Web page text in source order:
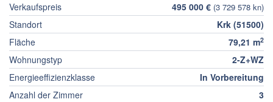
Verkaufspreis
495 000 € (3 729 578 kn)
Standort
Krk (51500)
Fläche
79,21 m2
Wohnungstyp
2-Z+WZ
Energieeffizienzklasse
In Vorbereitung
Anzahl der Zimmer
3